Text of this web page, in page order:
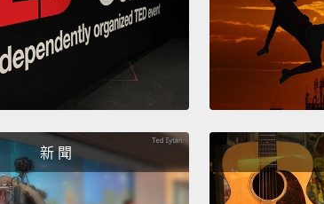
新 聞